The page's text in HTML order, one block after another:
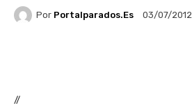
Por Portalparados.es 03/07/2012
//